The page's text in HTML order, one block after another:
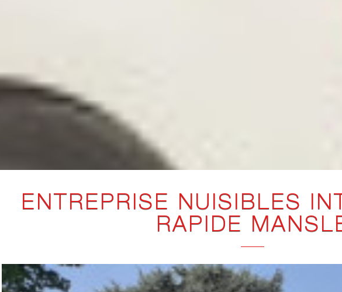
ENTREPRISE NUISIBLES
RAPIDE